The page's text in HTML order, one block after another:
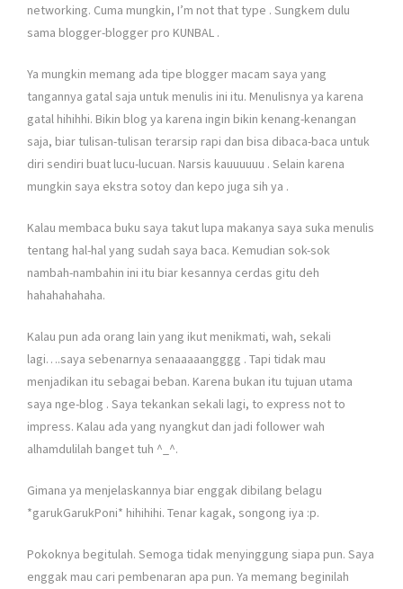
networking. Cuma mungkin, I’m not that type . Sungkem dulu
sama blogger-blogger pro KUNBAL .
Ya mungkin memang ada tipe blogger macam saya yang
tangannya gatal saja untuk menulis ini itu. Menulisnya ya karena
gatal hihihhi. Bikin blog ya karena ingin bikin kenang-kenangan
saja, biar tulisan-tulisan terarsip rapi dan bisa dibaca-baca untuk
diri sendiri buat lucu-lucuan. Narsis kauuuuuu . Selain karena
mungkin saya ekstra sotoy dan kepo juga sih ya .
Kalau membaca buku saya takut lupa makanya saya suka menulis
tentang hal-hal yang sudah saya baca. Kemudian sok-sok
nambah-nambahin ini itu biar kesannya cerdas gitu deh
hahahahahaha.
Kalau pun ada orang lain yang ikut menikmati, wah, sekali
lagi….saya sebenarnya senaaaaangggg . Tapi tidak mau
menjadikan itu sebagai beban. Karena bukan itu tujuan utama
saya nge-blog . Saya tekankan sekali lagi, to express not to
impress. Kalau ada yang nyangkut dan jadi follower wah
alhamdulilah banget tuh ^_^.
Gimana ya menjelaskannya biar enggak dibilang belagu
*garukGarukPoni* hihihihi. Tenar kagak, songong iya :p.
Pokoknya begitulah. Semoga tidak menyinggung siapa pun. Saya
enggak mau cari pembenaran apa pun. Ya memang beginilah